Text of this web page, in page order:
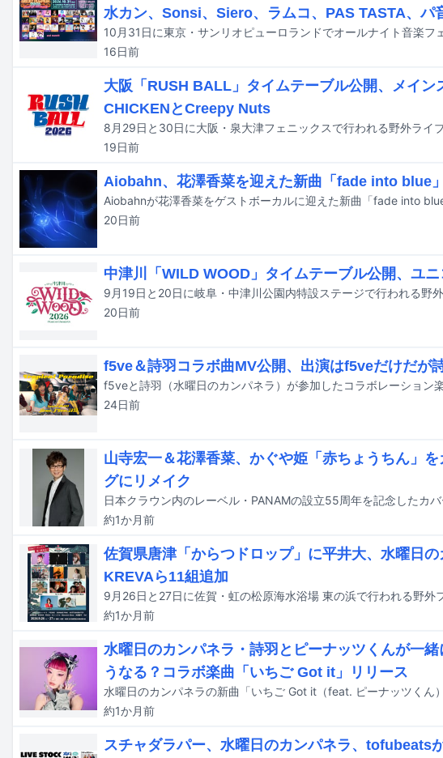
水カン、Sonsi、Siero、ラムコ、PAS TASTA、パ
16日前
大阪「RUSH BALL」タイムテーブル公開、メイン
CHICKENとCreepy Nuts
19日前
Aiobahn、花澤香菜を迎えた新曲「fade into blue
20日前
中津川「WILD WOOD」タイムテーブル公開、ユ
20日前
f5ve＆詩羽コラボ曲MV公開、出演はf5veだけだが
24日前
山寺宏一＆花澤香菜、かぐや姫「赤ちょうちん」
グにリメイク
約1か月前
佐賀県唐津「からつドロップ」に平井大、水曜日の
KREVAら11組追加
約1か月前
水曜日のカンパネラ・詩羽とピーナッツくんが一
うなる？コラボ楽曲「いちご Got it」リリース
約1か月前
スチャダラパー、水曜日のカンパネラ、tofubeats